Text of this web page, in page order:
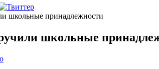
школьные принадлежности
школьные